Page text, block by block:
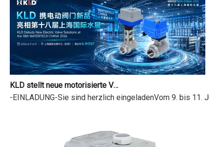
KLD stellt neue motorisierte Ventile auf der 18. Shanghai International Water Exhibition vor
-EINLADUNG-Sie sind herzlich eingeladenVom 9. bis 11.